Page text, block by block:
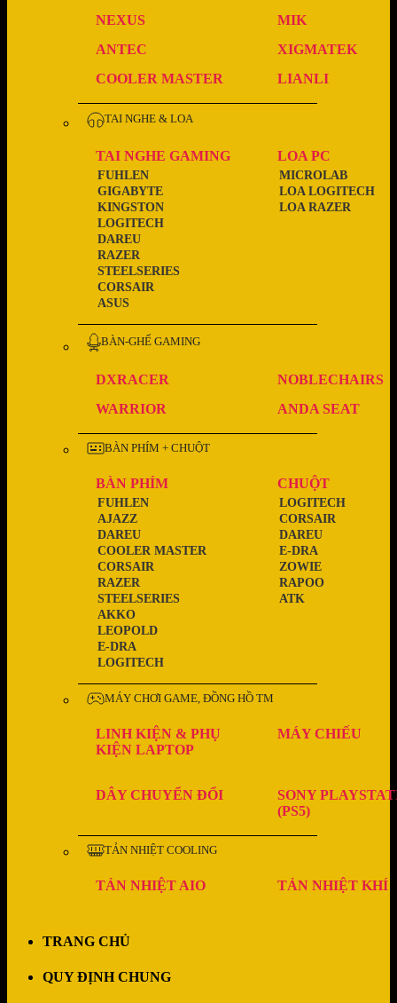
NEXUS
MIK
ANTEC
XIGMATEK
COOLER MASTER
LIANLI
TAI NGHE & LOA
TAI NGHE GAMING
ASUS
CORSAIR
STEELSERIES
RAZER
DAREU
LOGITECH
KINGSTON
GIGABYTE
FUHLEN
LOA PC
LOA RAZER
LOA LOGITECH
MICROLAB
BÀN-GHẾ GAMING
DXRACER
NOBLECHAIRS
WARRIOR
ANDA SEAT
BÀN PHÍM + CHUỘT
BÀN PHÍM
LOGITECH
E-DRA
LEOPOLD
AKKO
STEELSERIES
RAZER
CORSAIR
COOLER MASTER
DAREU
AJAZZ
FUHLEN
CHUỘT
ATK
RAPOO
ZOWIE
E-DRA
DAREU
CORSAIR
LOGITECH
MÁY CHƠI GAME, ĐỒNG HỒ TM
LINH KIỆN & PHỤ
KIỆN LAPTOP
MÁY CHIẾU
DÂY CHUYỂN ĐỔI
SONY
(PS5)
TẢN NHIỆT COOLING
TẢN NHIỆT AIO TẢN NHIỆT KHÍ
TRANG CHỦ
QUY ĐỊNH CHUNG